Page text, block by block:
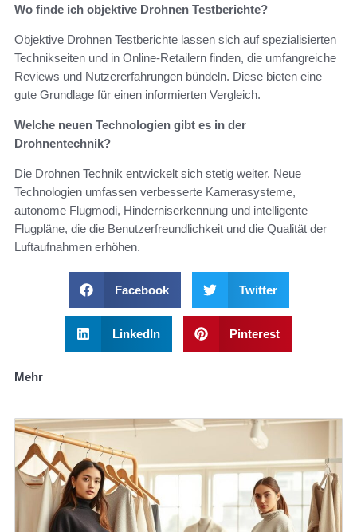
Wo finde ich objektive Drohnen Testberichte?
Objektive Drohnen Testberichte lassen sich auf spezialisierten
Technikseiten und in Online-Retailern finden, die umfangreiche
Reviews und Nutzererfahrungen bündeln. Diese bieten eine
gute Grundlage für einen informierten Vergleich.
Welche neuen Technologien gibt es in der
Drohnentechnik?
Die Drohnen Technik entwickelt sich stetig weiter. Neue
Technologien umfassen verbesserte Kamerasysteme,
autonome Flugmodi, Hinderniserkennung und intelligente
Flugpläne, die die Benutzerfreundlichkeit und die Qualität der
Luftaufnahmen erhöhen.
Facebook Twitter
LinkedIn Pinterest
Mehr